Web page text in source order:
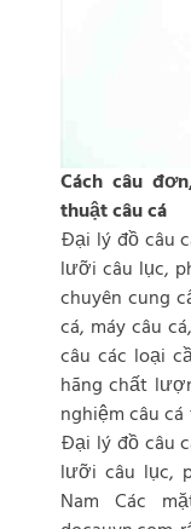
Cách câu
thuật câu cá
Đại lý đồ câu
lưỡi câu lục,
chuyên cung
cá, máy câu
câu các loại
hãng chất
nghiệm câu
Đại lý đồ câu
lưỡi câu lục,
Nam Các